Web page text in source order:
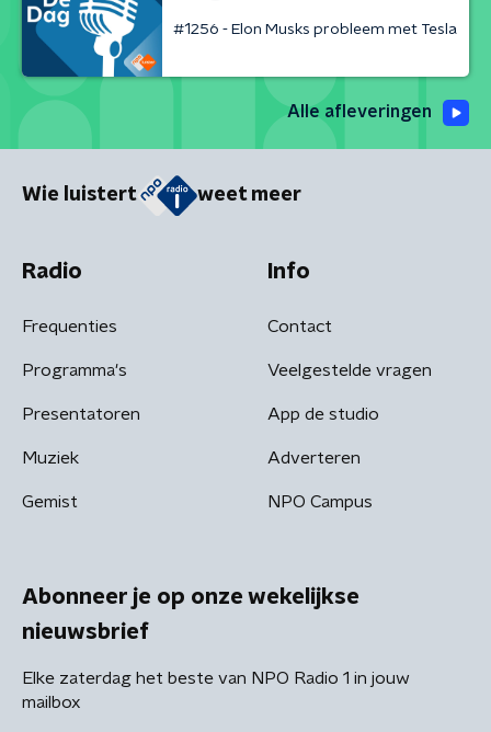
#1256 - Elon Musks probleem met Tesla
Alle afleveringen
Wie luistert weet meer
Radio
Frequenties
Programma's
Presentatoren
Muziek
Gemist
Info
Contact
Veelgestelde vragen
App de studio
Adverteren
NPO Campus
Abonneer je op onze wekelijkse
nieuwsbrief
Elke zaterdag het beste van NPO Radio 1 in jouw
mailbox